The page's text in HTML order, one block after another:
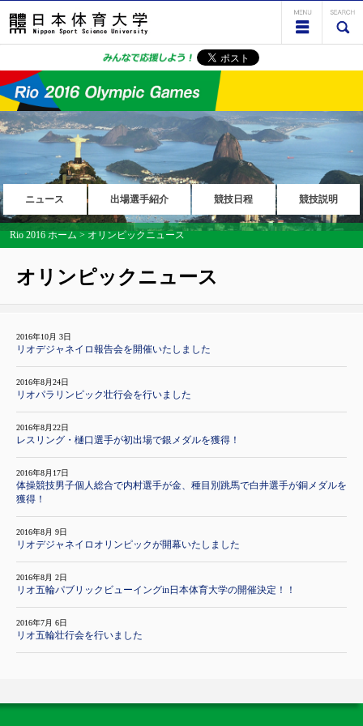
ニュース 出場選手紹介 競技日程 競技説明
Rio 2016 ホーム > オリンピックニュース
オリンピックニュース
2016年10月 3日
リオデジャネイロ報告会を開催いたしました
2016年8月24日
リオパラリンピック壮行会を行いました
2016年8月22日
レスリング・樋口選手が初出場で銀メダルを獲得！
2016年8月17日
体操競技男子個人総合で内村選手が金、種目別跳馬で白井選手が銅メダルを
獲得！
2016年8月 9日
リオデジャネイロオリンピックが開幕いたしました
2016年8月 2日
リオ五輪パブリックビューイングin日本体育大学の開催決定！！
2016年7月 6日
リオ五輪壮行会を行いました